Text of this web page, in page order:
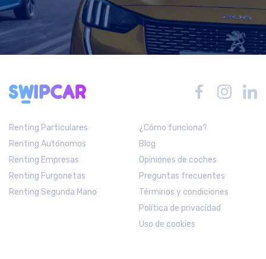
Renting Particulares
Renting Autónomos
Renting Empresas
Renting Furgonetas
Renting Segunda Mano
¿Cómo funciona?
Blog
Opiniones de coches
Preguntas frecuentes
Términos y condiciones
Política de privacidad
Uso de cookies